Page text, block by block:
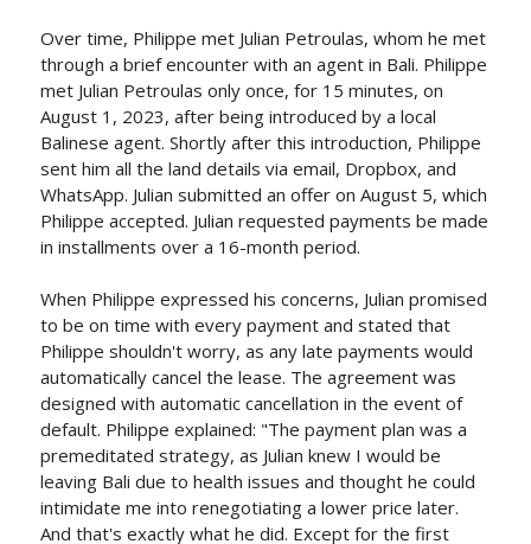
Over time, Philippe met Julian Petroulas, whom he met
through a brief encounter with an agent in Bali. Philippe
met Julian Petroulas only once, for 15 minutes, on
August 1, 2023, after being introduced by a local
Balinese agent. Shortly after this introduction, Philippe
sent him all the land details via email, Dropbox, and
WhatsApp. Julian submitted an offer on August 5, which
Philippe accepted. Julian requested payments be made
in installments over a 16-month period.
When Philippe expressed his concerns, Julian promised
to be on time with every payment and stated that
Philippe shouldn't worry, as any late payments would
automatically cancel the lease. The agreement was
designed with automatic cancellation in the event of
default. Philippe explained: "The payment plan was a
premeditated strategy, as Julian knew I would be
leaving Bali due to health issues and thought he could
intimidate me into renegotiating a lower price later.
And that's exactly what he did. Except for the first